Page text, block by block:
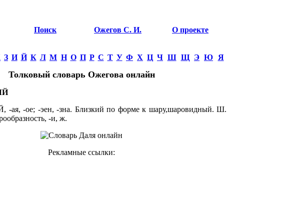
Поиск Ожегов С. И. О проекте
З И Й К Л М Н О П Р С Т У Ф Х Ц Ч Ш Щ Э Ю Я
Толковый словарь Ожегова онлайн
-ое; -эен, -зна. Близкий по форме к шару,шаровидный. Ш.
-и, ж.
Рекламные ссылки: